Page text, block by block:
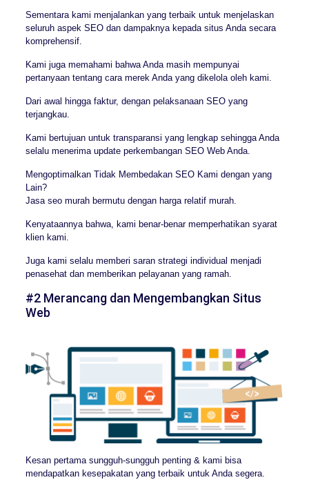
Sementara kami menjalankan yang terbaik untuk menjelaskan
seluruh aspek SEO dan dampaknya kepada situs Anda secara
komprehensif.
Kami juga memahami bahwa Anda masih mempunyai
pertanyaan tentang cara merek Anda yang dikelola oleh kami.
Dari awal hingga faktur, dengan pelaksanaan SEO yang
terjangkau.
Kami bertujuan untuk transparansi yang lengkap sehingga Anda
selalu menerima update perkembangan SEO Web Anda.
Mengoptimalkan Tidak Membedakan SEO Kami dengan yang
Lain?
Jasa seo murah bermutu dengan harga relatif murah.
Kenyataannya bahwa, kami benar-benar memperhatikan syarat
klien kami.
Juga kami selalu memberi saran strategi individual menjadi
penasehat dan memberikan pelayanan yang ramah.
#2 Merancang dan Mengembangkan Situs
Web
Kesan pertama sungguh-sungguh penting & kami bisa
mendapatkan kesepakatan yang terbaik untuk Anda segera.